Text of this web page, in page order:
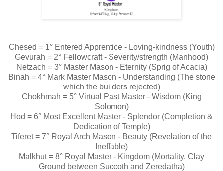
Chesed = 1° Entered Apprentice - Loving-kindness (Youth)
Gevurah = 2° Fellowcraft - Severity/strength (Manhood)
Netzach = 3° Master Mason - Eternity (Sprig of Acacia)
Binah = 4° Mark Master Mason - Understanding (The stone
which the builders rejected)
Chokhmah = 5° Virtual Past Master - Wisdom (King
Solomon)
Hod = 6° Most Excellent Master - Splendor (Completion &
Dedication of Temple)
Tiferet = 7° Royal Arch Mason - Beauty (Revelation of the
Ineffable)
Malkhut = 8° Royal Master - Kingdom (Mortality, Clay
Ground between Succoth and Zeredatha)